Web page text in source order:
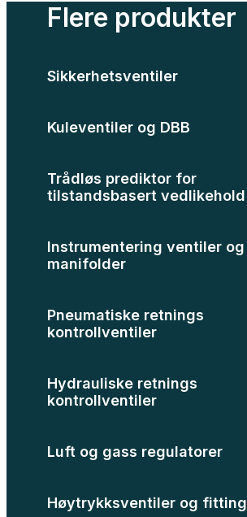
Flere produkter
Sikkerhetsventiler
Kuleventiler og DBB
Trådløs prediktor for
tilstandsbasert vedlikehold
Instrumentering ventiler og
manifolder
Pneumatiske retnings
kontrollventiler
Hydrauliske retnings
kontrollventiler
Luft og gass regulatorer
Høytrykksventiler og fitting